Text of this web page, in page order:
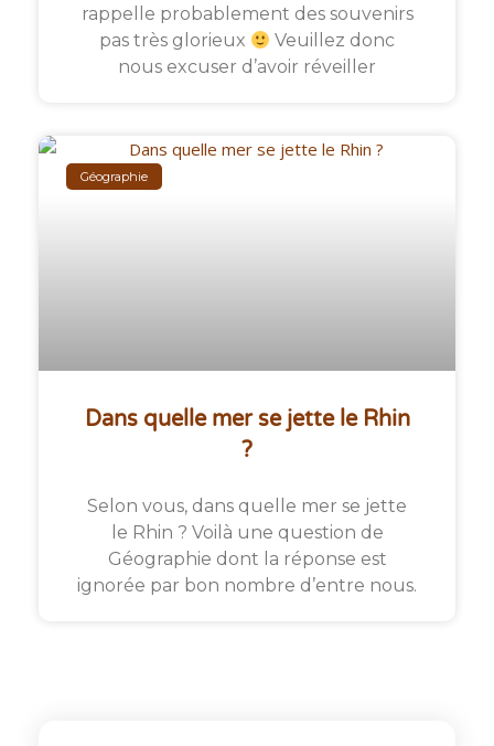
rappelle probablement des souvenirs
pas très glorieux
Veuillez donc
nous excuser d’avoir réveiller
Géographie
Dans quelle mer se jette le Rhin
?
Selon vous, dans quelle mer se jette
le Rhin ? Voilà une question de
Géographie dont la réponse est
ignorée par bon nombre d’entre nous.